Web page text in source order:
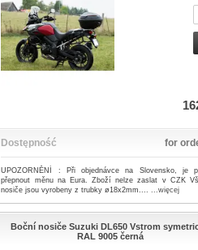
Dostępność for
UPOZORNĚNÍ : Při objednávce na Slovensko, je
přepnout měnu na Eura. Zboží nelze zaslat v CZK
nosiče jsou vyrobeny z trubky ø18x2mm.......więcej
Boční nosiče Suzuki DL650 Vstrom
RAL 9005 černá